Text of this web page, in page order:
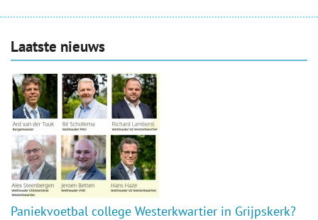
Laatste nieuws
Paniekvoetbal college Westerkwartier in Grijpskerk?